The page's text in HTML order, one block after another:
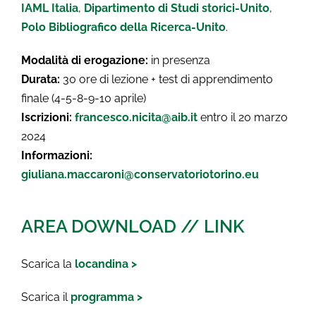
IAML Italia, Dipartimento di Studi storici-Unito,
Polo Bibliografico della Ricerca-Unito.
Modalità di erogazione: in presenza
Durata: 30 ore di lezione + test di apprendimento
finale (4-5-8-9-10 aprile)
Iscrizioni: francesco.nicita@aib.itentro il 20 marzo
2024
Informazioni:
giuliana.maccaroni@conservatoriotorino.eu
AREA DOWNLOAD // LINK
Scarica la locandina >
Scarica il programma >